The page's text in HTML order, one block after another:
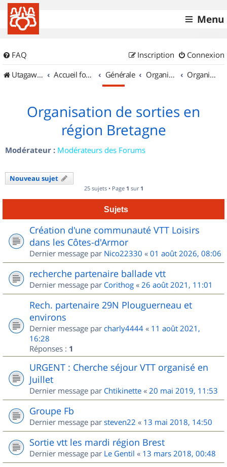
Menu
FAQ Connexion
Inscription
UtagawaVTT (Randos VTT et VTTAE avec traces GPS)
Accueil forum Générale Organisation de sorties & Recherche de partenaires Organisation de sorties en région Bretagne
Organisation de sorties en
région Bretagne
Modérateur : Modérateurs des Forums
Nouveau sujet
25 sujets • Page 1 sur 1
Sujets
Création d'une communauté VTT Loisirs
dans les Côtes-d'Armor
Dernier message par Nico22330 « 01 août 2026, 08:06
recherche partenaire ballade vtt
Dernier message par Corithog « 26 août 2021, 11:01
Rech. partenaire 29N Plouguerneau et
environs
Dernier message par charly4444 « 11 août 2021,
16:28
Réponses : 1
URGENT : Cherche séjour VTT organisé en
Juillet
Dernier message par Chtikinette « 20 mai 2019, 11:53
Groupe Fb
Dernier message par steven22 « 13 mai 2018, 14:50
Sortie vtt les mardi région Brest
Dernier message par Le Gentil « 13 mars 2018, 00:48